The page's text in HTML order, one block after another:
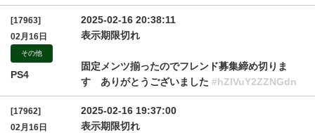
[17963]
02月16日
その他
PS4
2025-02-16 20:38:11
表示期限切れ
固定メンツ揃ったのでフレンド募集締め切りま
す ありがとうございました #hZlVuY2ZZNGdn
[17962]
02月16日
2025-02-16 19:37:00
表示期限切れ